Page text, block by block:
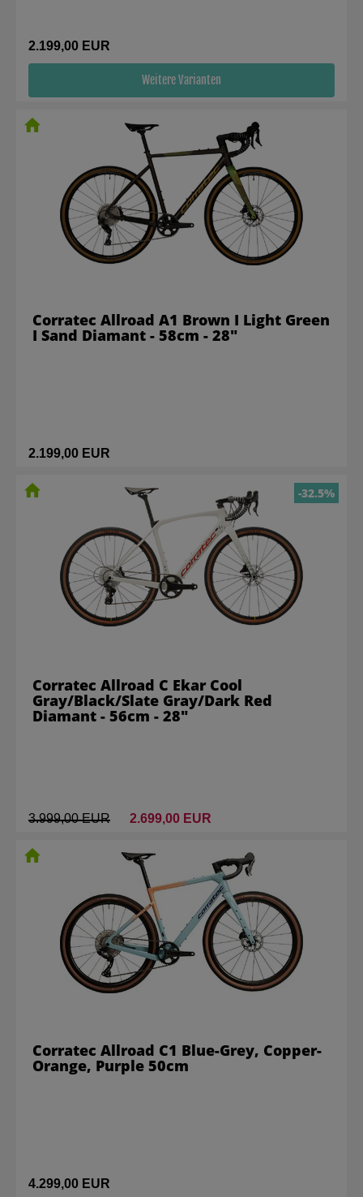
2.199,00 EUR
Weitere Varianten
2.199,00 EUR
Corratec Allroad A1 Brown I Light Green
I Sand Diamant - 58cm - 28"
-32.5%
3.999,00 EUR 2.699,00 EUR
Corratec Allroad C Ekar Cool
Gray/Black/Slate Gray/Dark Red
Diamant - 56cm - 28"
4.299,00 EUR
Corratec Allroad C1 Blue-Grey, Copper-
Orange, Purple 50cm